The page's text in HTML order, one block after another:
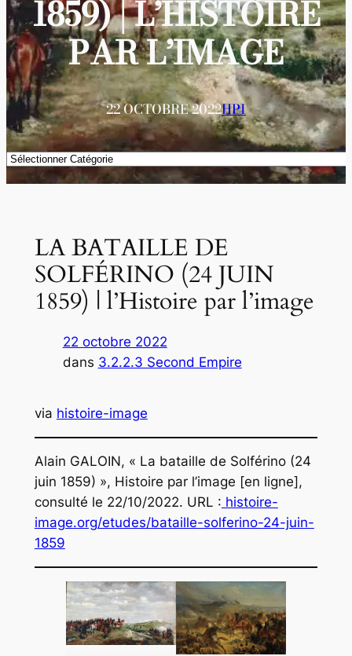
1859) | L’HISTOIRE
PAR L’IMAGE
22 OCTOBRE 2022HPI
Catégories
LA BATAILLE DE
SOLFÉRINO (24 JUIN
1859) | l’Histoire par l’image
22 octobre 2022
dans 3.2.2.3 Second Empire
via histoire-image
Alain GALOIN, « La bataille de Solférino (24
juin 1859) », Histoire par l’image [en ligne],
consulté le 22/10/2022. URL : histoire-
image.org/etudes/bataille-solferino-24-juin-
1859